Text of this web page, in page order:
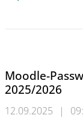
Moodle-
2025/2026
12.09.2025 |